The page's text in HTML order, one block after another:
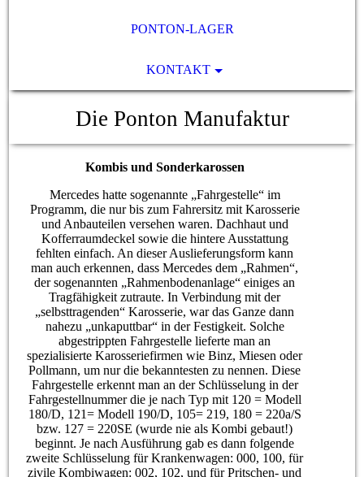
PONTON-LAGER
KONTAKT
Die Ponton Manufaktur
Kombis und Sonderkarossen
Mercedes hatte sogenannte „Fahrgestelle“ im
Programm, die nur bis zum Fahrersitz mit Karosserie
und Anbauteilen versehen waren. Dachhaut und
Kofferraumdeckel sowie die hintere Ausstattung
fehlten einfach. An dieser Auslieferungsform kann
man auch erkennen, dass Mercedes dem „Rahmen“,
der sogenannten „Rahmenbodenanlage“ einiges an
Tragfähigkeit zutraute. In Verbindung mit der
„selbsttragenden“ Karosserie, war das Ganze dann
nahezu „unkaputtbar“ in der Festigkeit. Solche
abgestrippten Fahrgestelle lieferte man an
spezialisierte Karosseriefirmen wie Binz, Miesen oder
Pollmann, um nur die bekanntesten zu nennen. Diese
Fahrgestelle erkennt man an der Schlüsselung in der
Fahrgestellnummer die je nach Typ mit 120 = Modell
180/D, 121= Modell 190/D, 105= 219, 180 = 220a/S
bzw. 127 = 220SE (wurde nie als Kombi gebaut!)
beginnt. Je nach Ausführung gab es dann folgende
zweite Schlüsselung für Krankenwagen: 000, 100, für
zivile Kombiwagen: 002, 102, und für Pritschen- und